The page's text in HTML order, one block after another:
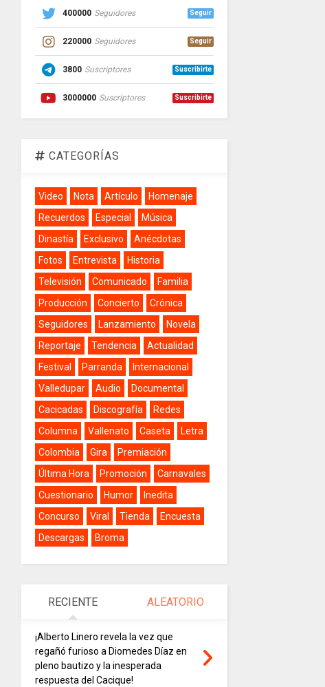
400000 Seguidores Seguir
220000 Seguidores Seguir
3800 Suscriptores Suscribirte
3000000 Suscriptores Suscribirte
CATEGORÍAS
Video Nota Artículo
Homenaje
Recuerdos
Especial
Música
Dinastía
Exclusivo
Anécdotas
Fotos
Entrevista
Historia
Televisión
Comunicado
Familia
Producción
Concierto
Crónica
Seguidores
Lanzamiento
Novela
Reportaje
Tendencia
Actualidad
Festival
Parranda
Internacional
Valledupar
Audio
Documental
Cacicadas
Discografía
Redes
Columna
Vallenato Caseta
Letra
Colombia
Gira
Premiación
Última Hora
Promoción
Carnavales
Cuestionario
Humor
Inedita
Concurso
Viral Tienda
Encuesta
Descargas
Broma
RECIENTE ALEATORIO
¡Alberto Linero revela la vez que
regañó furioso a Diomedes Díaz en
pleno bautizo y la inesperada
respuesta del Cacique!